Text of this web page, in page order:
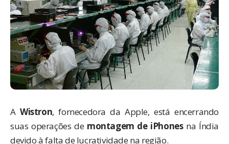
AWistron, fornecedora da Apple, está encerrando
suas operações de montagem de iPhonesna Índia
devido à falta de lucratividade na região.